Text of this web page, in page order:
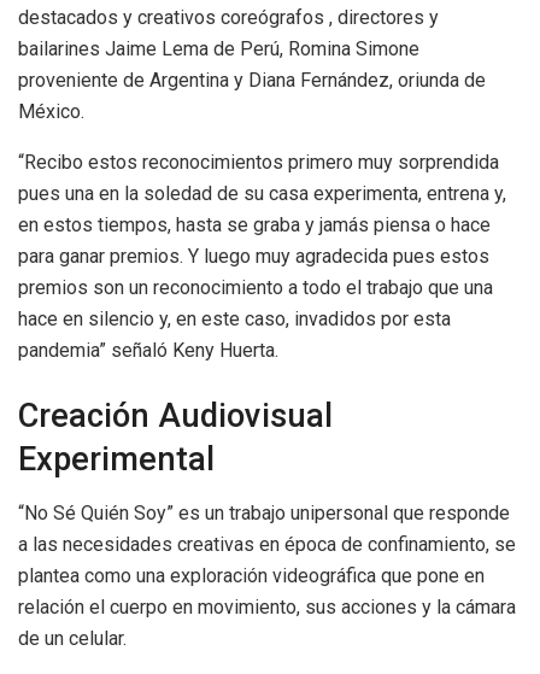
destacados y creativos coreógrafos , directores y
bailarines Jaime Lema de Perú, Romina Simone
proveniente de Argentina y Diana Fernández, oriunda de
México.
“Recibo estos reconocimientos primero muy sorprendida
pues una en la soledad de su casa experimenta, entrena y,
en estos tiempos, hasta se graba y jamás piensa o hace
para ganar premios. Y luego muy agradecida pues estos
premios son un reconocimiento a todo el trabajo que una
hace en silencio y, en este caso, invadidos por esta
pandemia” señaló Keny Huerta.
Creación Audiovisual
Experimental
“No Sé Quién Soy” es un trabajo unipersonal que responde
a las necesidades creativas en época de confinamiento, se
plantea como una exploración videográfica que pone en
relación el cuerpo en movimiento, sus acciones y la cámara
de un celular.